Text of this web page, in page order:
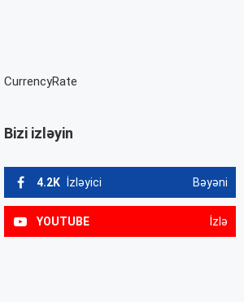
CurrencyRate
Bizi izləyin
4.2K İzləyici Bəyəni
YOUTUBE İzlə